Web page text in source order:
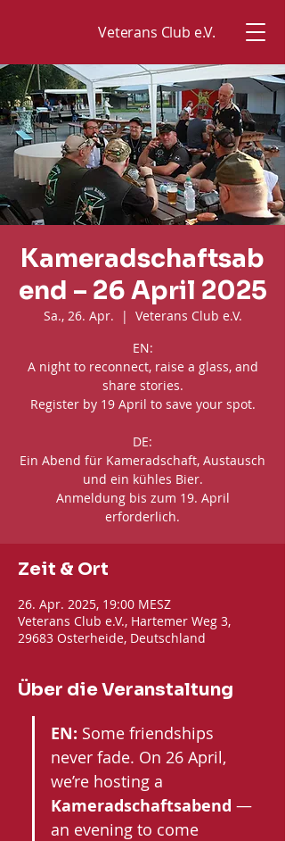
Veterans Club e.V.
Kameradschaftsab
end – 26 April 2025
Sa., 26. Apr.
  |
Veterans Club e.V.
EN:
A night to reconnect, raise a glass, and
share stories.
Register by 19 April to save your spot.
DE:
Ein Abend für Kameradschaft, Austausch
und ein kühles Bier.
Anmeldung bis zum 19. April
erforderlich.
Zeit & Ort
26. Apr. 2025, 19:00 MESZ
Veterans Club e.V., Hartemer Weg 3,
29683 Osterheide, Deutschland
Über die Veranstaltung
EN: Some friendships
never fade. On 26 April,
we’re hosting a
Kameradschaftsabend —
an evening to come